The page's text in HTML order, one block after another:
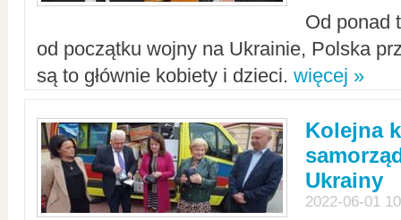
Od ponad
od początku wojny na Ukrainie, Polska
są to głównie kobiety i dzieci. więcej »
Kolejna
Ukrainy
2022-06-01